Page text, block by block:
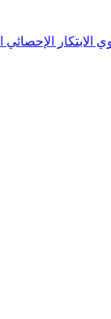
الابتكار الإحصائي